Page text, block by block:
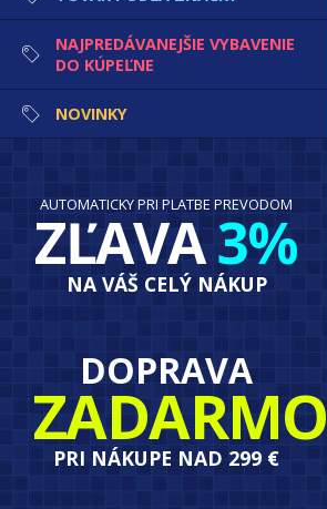
NAJPREDÁVANEJŠIE VYBAVENIE
DO KÚPEĽNE
NOVINKY
AUTOMATICKY PRI PLATBE PREVODOM
ZĽAVA3%
NA VÁŠ CELÝ NÁKUP
DOPRAVA
ZADARMO
PRI NÁKUPE NAD 299 €